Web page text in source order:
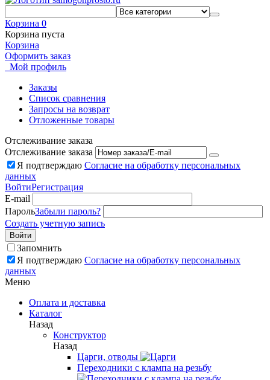
Корзина 0
Корзина пуста
Корзина
Оформить заказ
Мой профиль
Заказы
Список сравнения
Запросы на возврат
Отложенные товары
Отслеживание заказа
Отслеживание заказа
Я подтверждаю Согласие на обработку персональных
данных
ВойтиРегистрация
E-mail
ПарольЗабыли пароль?
Создать учетную запись
Войти
Запомнить
Я подтверждаю Согласие на обработку персональных
данных
Меню
Оплата и доставка
Каталог
Назад
Конструктор
Назад
Царги, отводы
Переходники с клампа на резьбу